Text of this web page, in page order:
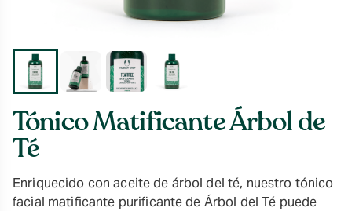
Tónico Matificante Árbol de
Té
Enriquecido con aceite de árbol del té, nuestro tónico
facial matificante purificante de Árbol del Té puede